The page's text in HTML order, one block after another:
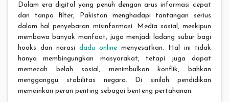
Dalam era digital yang penuh dengan arus informasi cepat
dan tanpa filter, Pakistan menghadapi tantangan serius
dalam hal penyebaran misinformasi. Media sosial, meskipun
membawa banyak manfaat, juga menjadi ladang subur bagi
hoaks dan narasi dadu online menyesatkan. Hal ini tidak
hanya membingungkan masyarakat, tetapi juga dapat
memecah belah sosial, menimbulkan konflik, bahkan
mengganggu stabilitas negara. Di sinilah pendidikan
memainkan peran penting sebagai benteng pertahanan.